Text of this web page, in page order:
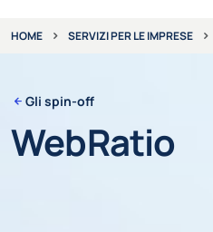
HOME SERVIZI PER LE IMPRESE
Gli spin-off
WebRatio